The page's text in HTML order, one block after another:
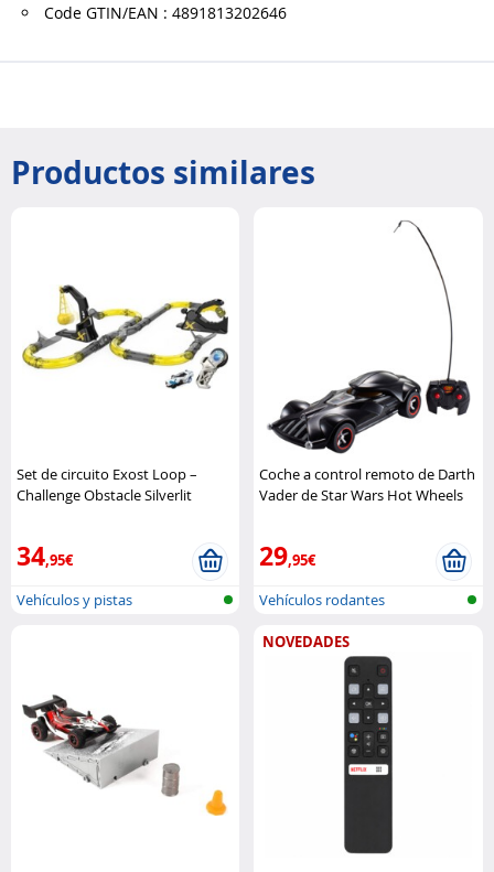
Code GTIN/EAN : 4891813202646
Productos similares
Set de circuito Exost Loop –
Challenge Obstacle Silverlit
34,95€
Vehículos y pistas
Coche a control remoto de Darth
Vader de Star Wars Hot Wheels
29,95€
Vehículos rodantes
NOVEDADES